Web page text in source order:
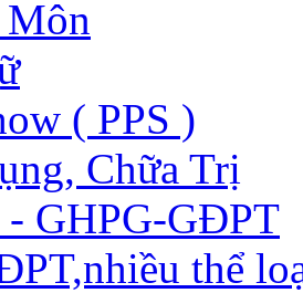
( PPS )
Chữa Trị
GHPG-GĐPT
thể